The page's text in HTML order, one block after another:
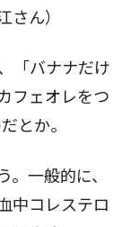
ん）
「バナナだけ
フェオレをつ
とか。
一般的に、
中コレステロ